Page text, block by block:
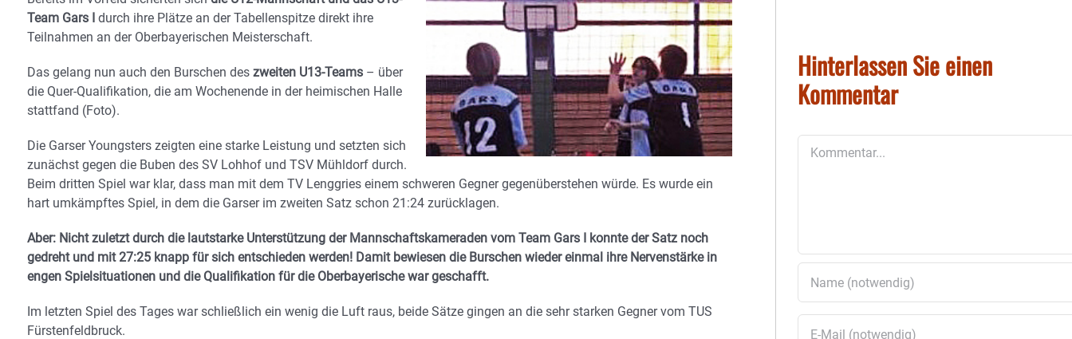
Team Gars I durch ihre Plätze an der Tabellenspitze direkt ihre
Teilnahmen an der Oberbayerischen Meisterschaft.
Das gelang nun auch den Burschen des zweiten U13-Teams – über
die Quer-Qualifikation, die am Wochenende in der heimischen Halle
stattfand (Foto).
Die Garser Youngsters zeigten eine starke Leistung und setzten sich
zunächst gegen die Buben des SV Lohhof und TSV Mühldorf durch.
Beim dritten Spiel war klar, dass man mit dem TV Lenggries einem schweren Gegner gegenüberstehen würde. Es wurde ein
hart umkämpftes Spiel, in dem die Garser im zweiten Satz schon 21:24 zurücklagen.
Aber: Nicht zuletzt durch die lautstarke Unterstützung der Mannschaftskameraden vom Team Gars I konnte der Satz noch
gedreht und mit 27:25 knapp für sich entschieden werden! Damit bewiesen die Burschen wieder einmal ihre Nervenstärke in
engen Spielsituationen und die Qualifikation für die Oberbayerische war geschafft.
Im letzten Spiel des Tages war schließlich ein wenig die Luft raus, beide Sätze gingen an die sehr starken Gegner vom TUS
Fürstenfeldbruck.
Hinterlassen Sie einen
Kommentar